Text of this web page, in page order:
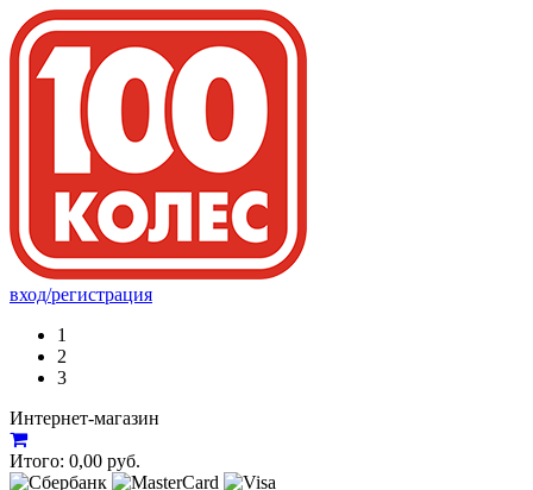
вход/регистрация
1
2
3
Интернет-магазин
Итого: 0,00 руб.